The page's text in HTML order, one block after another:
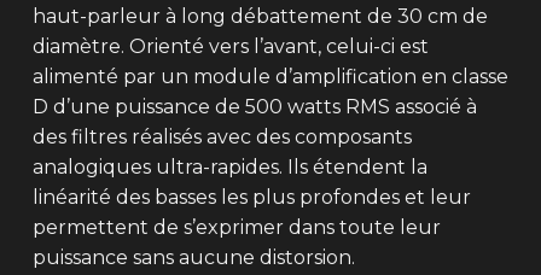
haut-parleur à long débattement de 30 cm de
diamètre. Orienté vers l’avant, celui-ci est
alimenté par un module d’amplification en classe
D d’une puissance de 500 watts RMS associé à
des filtres réalisés avec des composants
analogiques ultra-rapides. Ils étendent la
linéarité des basses les plus profondes et leur
permettent de s’exprimer dans toute leur
puissance sans aucune distorsion.